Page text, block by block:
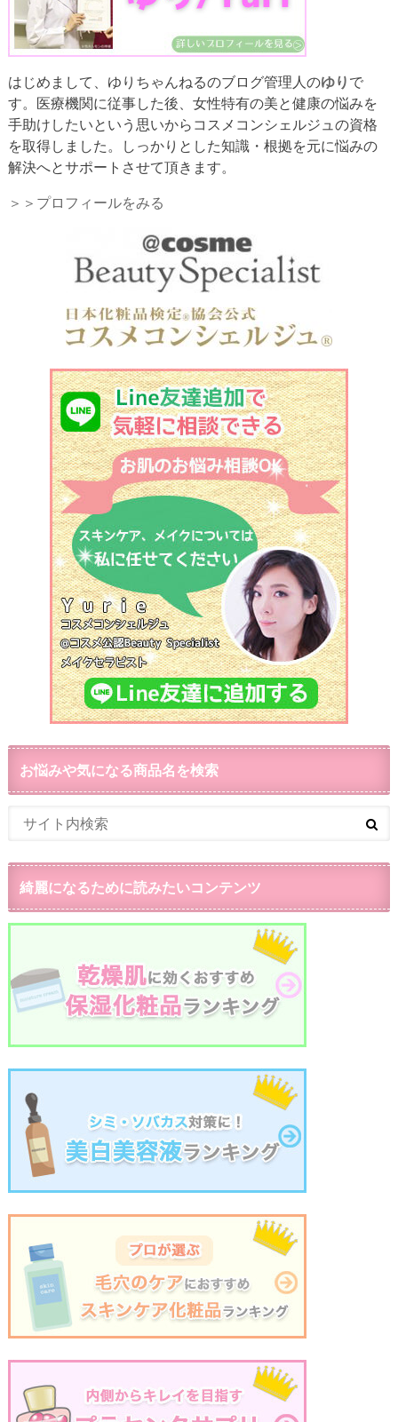
はじめまして、ゆりちゃんねるのブログ管理人のゆり で
す。医療機関に従事した後、女性特有の美と健康の悩みを
手助けしたいという思いからコスメコンシェルジュの資格
を取得しました。しっかりとした知識・根拠を元に悩みの
解決へとサポートさせて頂きます。
＞＞プロフィールをみる
お悩みや気になる商品名を検索
綺麗になるために読みたいコンテンツ